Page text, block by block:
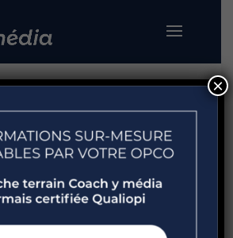
ou e-mail*Obligatoire
×